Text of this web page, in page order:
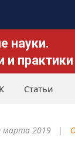
науки.
и практики
Статьи
марта 2019